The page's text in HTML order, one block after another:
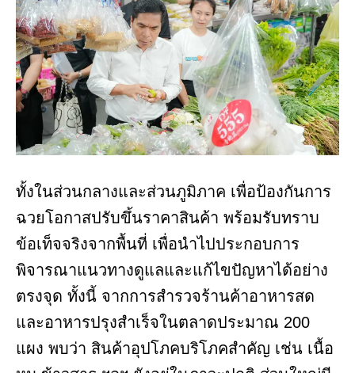
ทั้งในส่วนกลางและส่วนภูมิภาค เพื่อป้องกันการ
ฉวยโอกาสปรับขึ้นราคาสินค้า พร้อมรับทราบ
ข้อเท็จจริงจากพื้นที่ เพื่อนำไปประกอบการ
พิจารณาแนวทางดูแลและแก้ไขปัญหาได้อย่าง
ตรงจุด ทั้งนี้ จากการสำรวจร้านค้าอาหารสด
และอาหารปรุงสำเร็จในตลาดประมาณ 200
แผง พบว่า สินค้าอุปโภคบริโภคสำคัญ เช่น เนื้อ